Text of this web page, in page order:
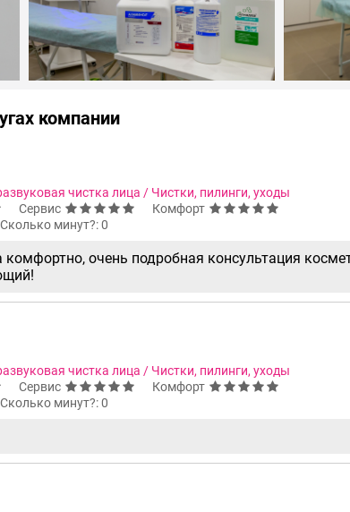
компании
чистка лица / Чистки, пилинги, уходы
Сервис
Комфорт
минут?: 0
очень подробная консультация
чистка лица / Чистки, пилинги, уходы
Сервис
Комфорт
минут?: 0